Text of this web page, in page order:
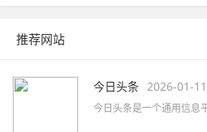
推荐网站
今日头条 2026-01-11
今日头条是一个通用信息